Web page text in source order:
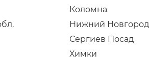
Коломна
Нижний Новгород
Сергиев Посад
Химки